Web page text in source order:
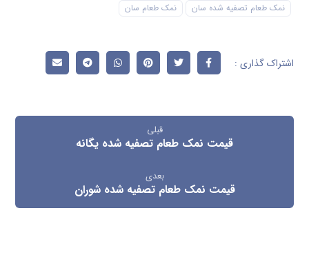
نمک طعام تصفیه شده سان
نمک طعام سان
قبلی
قیمت نمک طعام تصفیه شده یگانه
بعدی
قیمت نمک طعام تصفیه شده شوران